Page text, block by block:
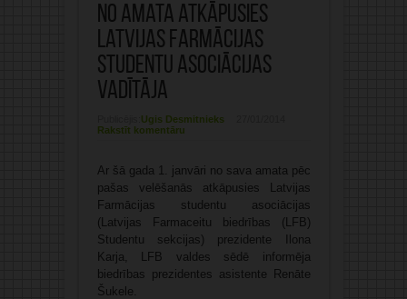
No amata atkāpusies
Latvijas Farmācijas
studentu asociācijas
vadītāja
Ugis Desmitnieks
Rakstīt komentāru
Ar šā gada 1. janvāri no sava amata pēc
pašas velēšanās atkāpusies Latvijas
Farmācijas studentu asociācijas
(Latvijas Farmaceitu biedrības (LFB)
Studentu sekcijas) prezidente Ilona
Karja, LFB valdes sēdē informēja
biedrības prezidentes asistente Renāte
Šukele.